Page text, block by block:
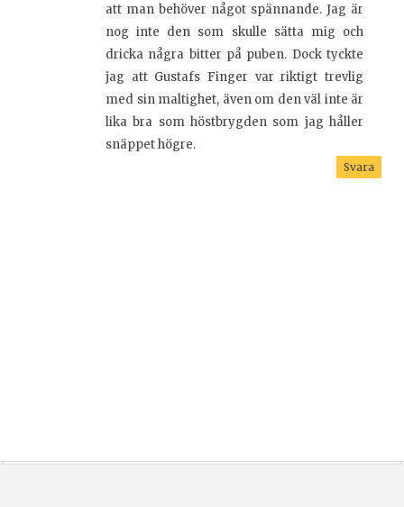
att man behöver något spännande. Jag är
nog inte den som skulle sätta mig och
dricka några bitter på puben. Dock tyckte
jag att Gustafs Finger var riktigt trevlig
med sin maltighet, även om den väl inte är
lika bra som höstbrygden som jag håller
snäppet högre.
Svara